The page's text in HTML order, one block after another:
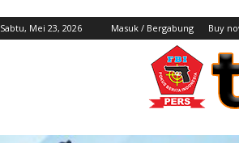
Sabtu, Mei 23, 2026 Masuk / Bergabung Buy